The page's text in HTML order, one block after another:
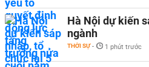
Hà Nội dự kiến
ngành
THỜI SỰ - 1 phút trước